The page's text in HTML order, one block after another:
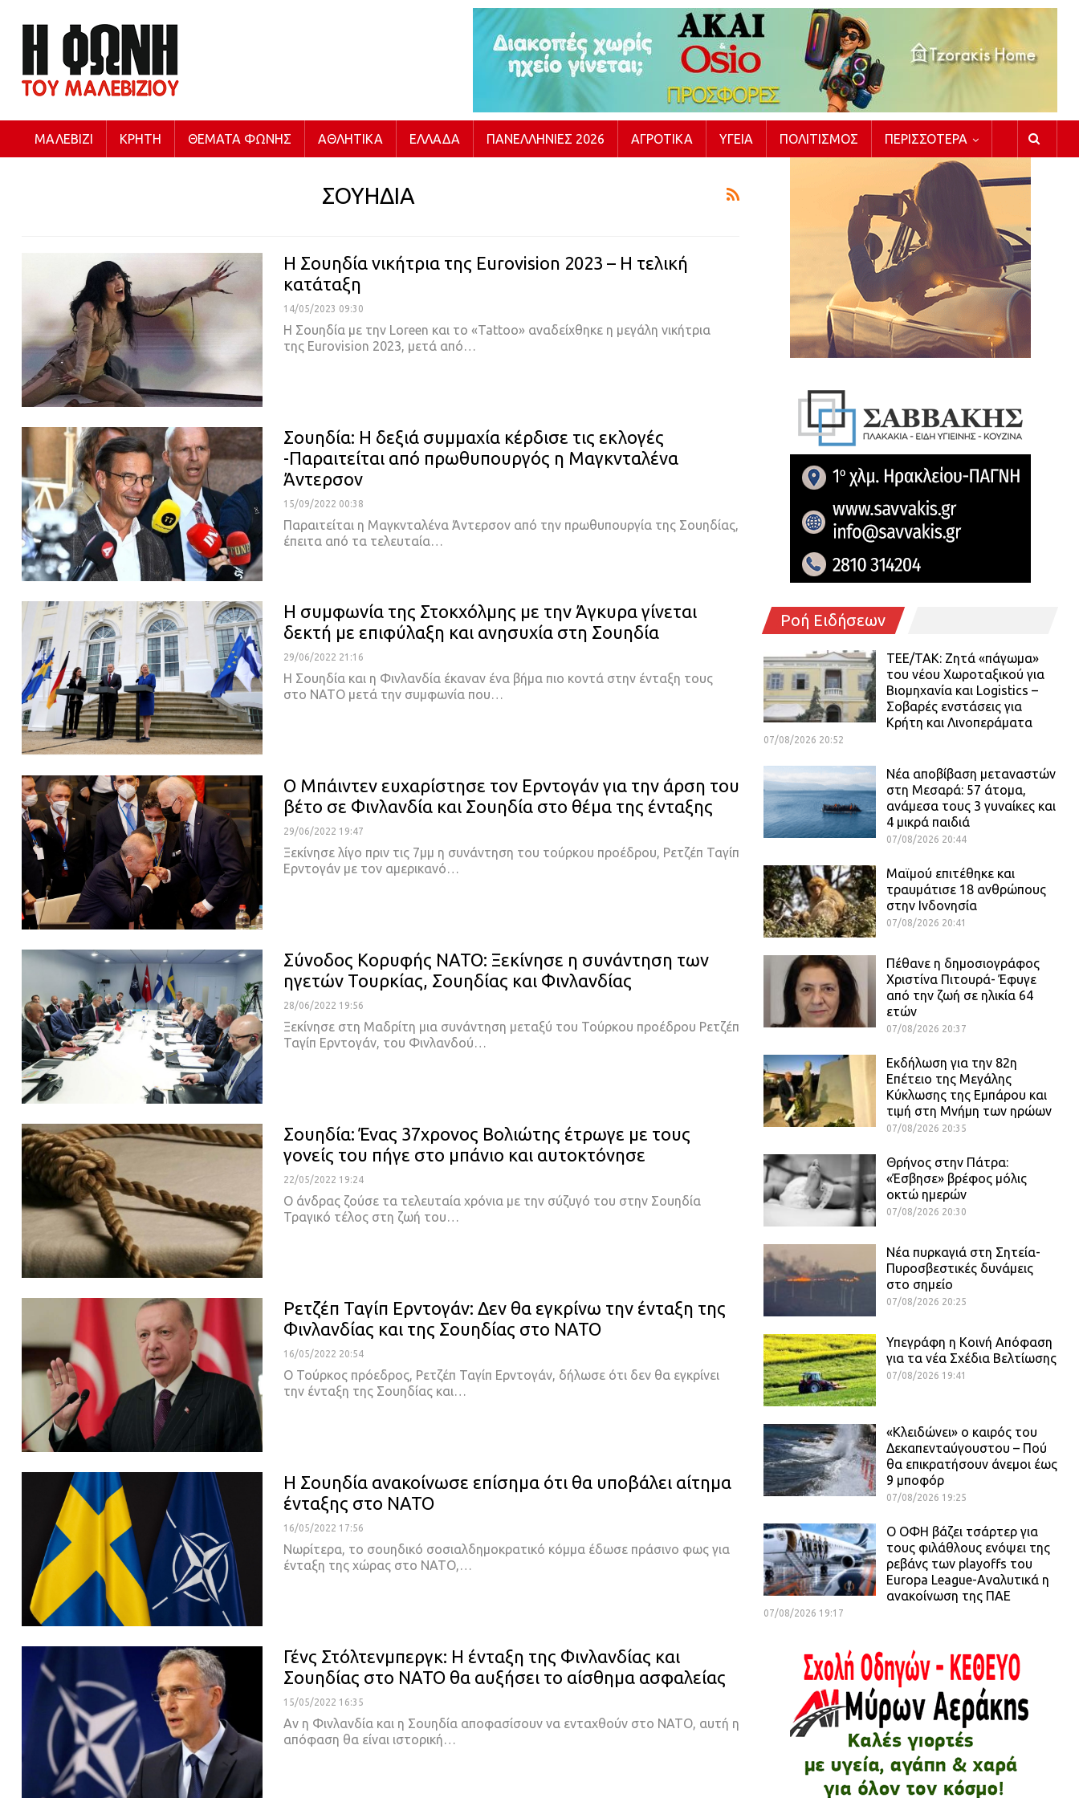
ΜΑΛΕΒΊΖΙ ΚΡΉΤΗ ΘΈΜΑΤΑ ΦΩΝΉΣ ΑΘΛΗΤΙΚΆ ΕΛΛΆΔΑ ΠΑΝΕΛΛΉΝΙΕΣ 2026 ΑΓΡΟΤΙΚΆ ΥΓΕΊΑ ΠΟΛΙΤΙΣΜΌΣ ΠΕΡΙΣΣΌΤΕΡΑ
ΣΟΥΗΔΙΑ
Η Σουηδία νικήτρια της Eurovision 2023 – Η τελική
κατάταξη
14/05/2023 09:30
Η Σουηδία με την Loreen και το «Tattoo» αναδείχθηκε η μεγάλη νικήτρια
της Eurovision 2023, μετά από…
Σουηδία: Η δεξιά συμμαχία κέρδισε τις εκλογές
-Παραιτείται από πρωθυπουργός η Μαγκνταλένα
Άντερσον
15/09/2022 00:38
Παραιτείται η Μαγκνταλένα Άντερσον από την πρωθυπουργία της Σουηδίας,
έπειτα από τα τελευταία…
Η συμφωνία της Στοκχόλμης με την Άγκυρα γίνεται
δεκτή με επιφύλαξη και ανησυχία στη Σουηδία
29/06/2022 21:16
Η Σουηδία και η Φινλανδία έκαναν ένα βήμα πιο κοντά στην ένταξη τους
στο ΝΑΤΟ μετά την συμφωνία που…
Ο Μπάιντεν ευχαρίστησε τον Ερντογάν για την άρση του
βέτο σε Φινλανδία και Σουηδία στο θέμα της ένταξης
29/06/2022 19:47
Ξεκίνησε λίγο πριν τις 7μμ η συνάντηση του τούρκου προέδρου, Ρετζέπ Ταγίπ
Ερντογάν με τον αμερικανό…
Σύνοδος Κορυφής ΝΑΤΟ: Ξεκίνησε η συνάντηση των
ηγετών Τουρκίας, Σουηδίας και Φινλανδίας
28/06/2022 19:56
Ξεκίνησε στη Μαδρίτη μια συνάντηση μεταξύ του Τούρκου προέδρου Ρετζέπ
Ταγίπ Ερντογάν, του Φινλανδού…
Σουηδία: Ένας 37χρονος Βολιώτης έτρωγε με τους
γονείς του πήγε στο μπάνιο και αυτοκτόνησε
22/05/2022 19:24
Ο άνδρας ζούσε τα τελευταία χρόνια με την σύζυγό του στην Σουηδία
Τραγικό τέλος στη ζωή του…
Ρετζέπ Ταγίπ Ερντογάν: Δεν θα εγκρίνω την ένταξη της
Φινλανδίας και της Σουηδίας στο ΝΑΤΟ
16/05/2022 20:54
Ο Τούρκος πρόεδρος, Ρετζέπ Ταγίπ Ερντογάν, δήλωσε ότι δεν θα εγκρίνει
την ένταξη της Σουηδίας και…
Η Σουηδία ανακοίνωσε επίσημα ότι θα υποβάλει αίτημα
ένταξης στο ΝΑΤΟ
16/05/2022 17:56
Νωρίτερα, το σουηδικό σοσιαλδημοκρατικό κόμμα έδωσε πράσινο φως για
ένταξη της χώρας στο ΝΑΤΟ,…
Γένς Στόλτενμπεργκ: Η ένταξη της Φινλανδίας και
Σουηδίας στο ΝΑΤΟ θα αυξήσει το αίσθημα ασφαλείας
15/05/2022 16:35
Αν η Φινλανδία και η Σουηδία αποφασίσουν να ενταχθούν στο ΝΑΤΟ, αυτή η
απόφαση θα είναι ιστορική…
Ροή Ειδήσεων
ΤΕΕ/ΤΑΚ: Ζητά «πάγωμα»
του νέου Χωροταξικού για
Βιομηχανία και Logistics –
Σοβαρές ενστάσεις για
Κρήτη και Λινοπεράματα
07/08/2026 20:52
Νέα αποβίβαση μεταναστών
στη Μεσαρά: 57 άτομα,
ανάμεσα τους 3 γυναίκες και
4 μικρά παιδιά
07/08/2026 20:44
Μαϊμού επιτέθηκε και
τραυμάτισε 18 ανθρώπους
στην Ινδονησία
07/08/2026 20:41
Πέθανε η δημοσιογράφος
Χριστίνα Πιτουρά- Έφυγε
από την ζωή σε ηλικία 64
ετών
07/08/2026 20:37
Εκδήλωση για την 82η
Επέτειο της Μεγάλης
Κύκλωσης της Εμπάρου και
τιμή στη Μνήμη των ηρώων
07/08/2026 20:35
Θρήνος στην Πάτρα:
«Έσβησε» βρέφος μόλις
οκτώ ημερών
07/08/2026 20:30
Νέα πυρκαγιά στη Σητεία-
Πυροσβεστικές δυνάμεις
στο σημείο
07/08/2026 20:25
Υπεγράφη η Κοινή Απόφαση
για τα νέα Σχέδια Βελτίωσης
07/08/2026 19:41
«Κλειδώνει» ο καιρός του
Δεκαπενταύγουστου – Πού
θα επικρατήσουν άνεμοι έως
9 μποφόρ
07/08/2026 19:25
Ο ΟΦΗ βάζει τσάρτερ για
τους φιλάθλους ενόψει της
ρεβάνς των playoffs του
Europa League-Αναλυτικά η
ανακοίνωση της ΠΑΕ
07/08/2026 19:17